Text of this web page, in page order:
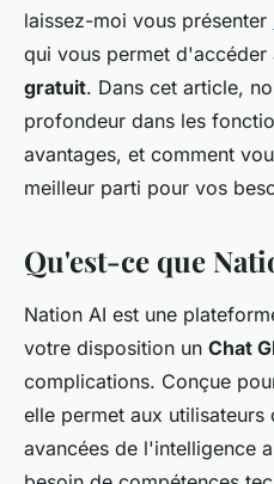
laissez-moi vous présenter
qui vous permet d'accéder
gratuit. Dans cet article,
profondeur dans les
avantages, et comment
meilleur parti pour vos
Qu'est-ce que
Nation AI est une
votre disposition un Chat
complications. Conçue
elle permet aux utilisateurs
avancées de l'intelligence